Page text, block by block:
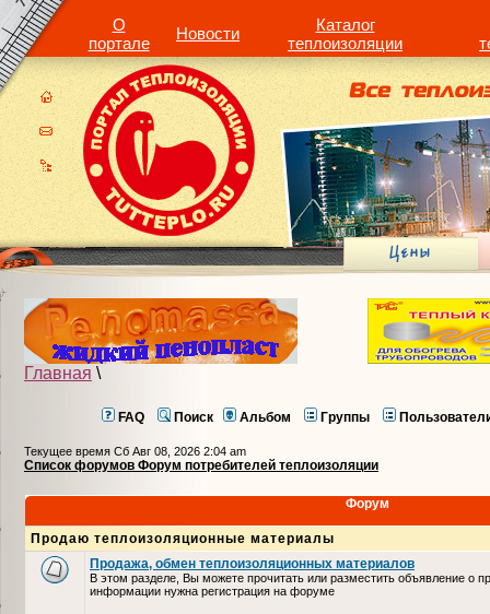
О
портале
Новости
Каталог
теплоизоляции
Главная \
FAQ Поиск Альбом Группы
Текущее время Сб Авг 08, 2026 2:04 am
Список форумов Форум потребителей теплоизоляции
Форум
Продаю теплоизоляционные материалы
Продажа, обмен теплоизоляционных материалов
В этом разделе, Вы можете прочитать или разместить объявление о
информации нужна регистрация на форуме